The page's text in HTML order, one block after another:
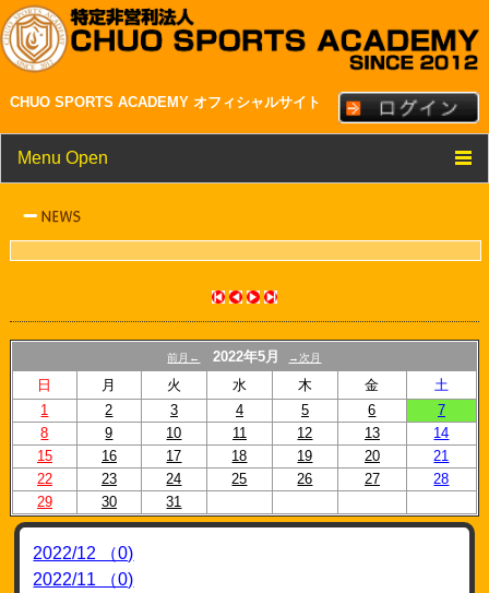
CHUO SPORTS ACADEMY オフィシャルサイト
Menu Open
スケジュール
リンク
前月← 2022年5月 →次月
日 月 火 水 木 金
土
1
2 3 4 5 6
7
8
9 10 11 12 13
14
15
16 17 18 19 20
21
22
23 24 25 26 27
28
29
30 31
2022/12 （0)
2022/11 （0)